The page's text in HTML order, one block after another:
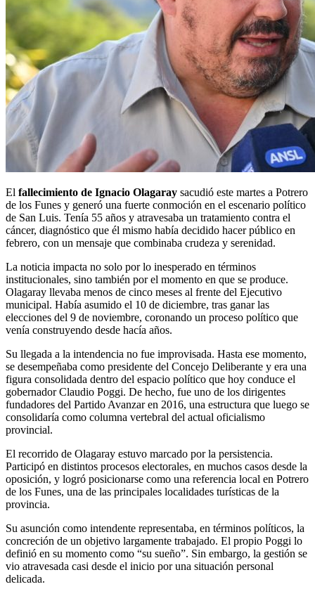
El fallecimiento de Ignacio Olagaray sacudió este martes a Potrero
de los Funes y generó una fuerte conmoción en el escenario político
de San Luis. Tenía 55 años y atravesaba un tratamiento contra el
cáncer, diagnóstico que él mismo había decidido hacer público en
febrero, con un mensaje que combinaba crudeza y serenidad.
La noticia impacta no solo por lo inesperado en términos
institucionales, sino también por el momento en que se produce.
Olagaray llevaba menos de cinco meses al frente del Ejecutivo
municipal. Había asumido el 10 de diciembre, tras ganar las
elecciones del 9 de noviembre, coronando un proceso político que
venía construyendo desde hacía años.
Su llegada a la intendencia no fue improvisada. Hasta ese momento,
se desempeñaba como presidente del Concejo Deliberante y era una
figura consolidada dentro del espacio político que hoy conduce el
gobernador Claudio Poggi. De hecho, fue uno de los dirigentes
fundadores del Partido Avanzar en 2016, una estructura que luego se
consolidaría como columna vertebral del actual oficialismo
provincial.
El recorrido de Olagaray estuvo marcado por la persistencia.
Participó en distintos procesos electorales, en muchos casos desde la
oposición, y logró posicionarse como una referencia local en Potrero
de los Funes, una de las principales localidades turísticas de la
provincia.
Su asunción como intendente representaba, en términos políticos, la
concreción de un objetivo largamente trabajado. El propio Poggi lo
definió en su momento como “su sueño”. Sin embargo, la gestión se
vio atravesada casi desde el inicio por una situación personal
delicada.